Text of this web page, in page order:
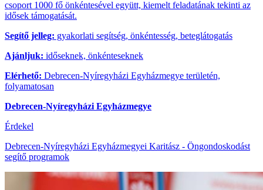
csoport 1000 fő önkéntesével együtt, kiemelt feladatának tekinti az
idősek támogatását.
Segítő jelleg: gyakorlati segítség, önkéntesség, beteglátogatás
Ajánljuk: időseknek, önkénteseknek
Elérhető: Debrecen-Nyíregyházi Egyházmegye területén,
folyamatosan
Debrecen-Nyíregyházi Egyházmegye
Érdekel
Debrecen-Nyíregyházi Egyházmegyei Karitász - Öngondoskodást
segítő programok